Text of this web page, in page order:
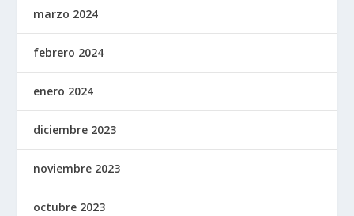
marzo 2024
febrero 2024
enero 2024
diciembre 2023
noviembre 2023
octubre 2023